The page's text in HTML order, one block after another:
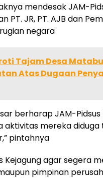
mendesak JAM-
PT. JR, PT. AJB dan
negara
Tajam Desa
Atas Dugaan
berharap JAM-Pidsus
mereka
pintahnya
Kejagung agar segera
pimpinan